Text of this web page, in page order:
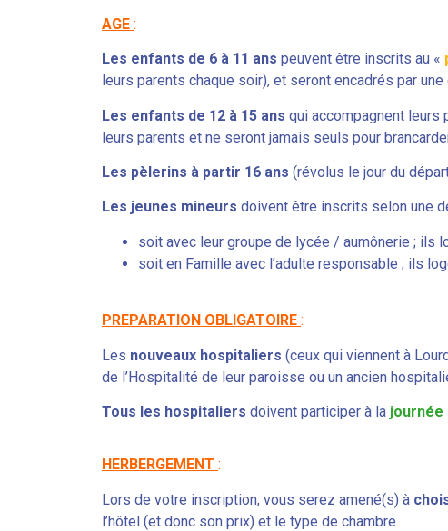
AGE :
Les enfants de 6 à 11 ans peuvent être inscrits au «
leurs parents chaque soir), et seront encadrés par
Les enfants de 12 à 15 ans qui accompagnent leurs
leurs parents et ne seront jamais seuls pour
Les pèlerins à partir 16 ans (révolus le jour du
Les jeunes mineurs doivent être inscrits selon une
soit avec leur groupe de lycée / aumônerie ; ils
soit en Famille avec l’adulte responsable ; ils
PREPARATION OBLIGATOIRE :
Les nouveaux hospitaliers (ceux qui viennent à
de l’Hospitalité de leur paroisse ou un ancien
Tous les hospitaliers doivent participer à la journée
HERBERGEMENT :
Lors de votre inscription, vous serez amené(s) à
l’hôtel (et donc son prix) et le type de chambre.